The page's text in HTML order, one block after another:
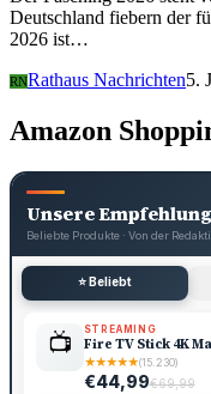
Deutschland fiebern der
2026 ist…
RNRathaus Nachrichten5.
Amazon
Unsere
Beliebte Produkte · Von der
⭐ Beliebt
📺 STREAMING
Fire TV Stick 4K
★★★★★(15.230)
€44,99€69,99